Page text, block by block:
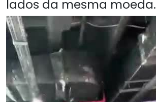
lados da mesma moeda.